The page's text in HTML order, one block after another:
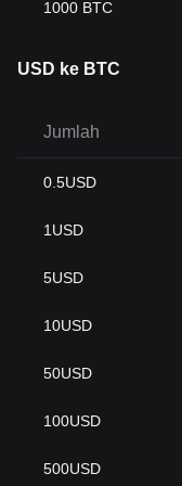
keamanan pertukaran
Kemunculannya
1000 BTC
USD ke BTC
Jumlah
0.5USD
1 USD
5USD
10USD
50USD
100USD
500USD